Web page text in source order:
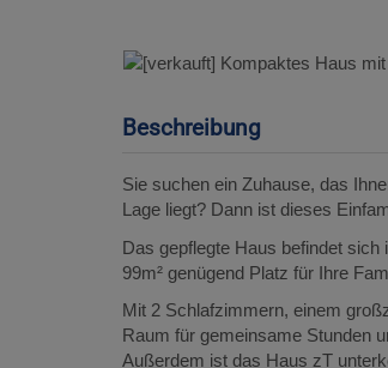
Beschreibung
Sie suchen ein Zuhause, das
Lage liegt? Dann ist dieses
Das gepflegte Haus befindet
99m² genügend Platz für Ihre
Mit 2 Schlafzimmern, einem
Raum für gemeinsame Stunden
Außerdem ist das Haus zT